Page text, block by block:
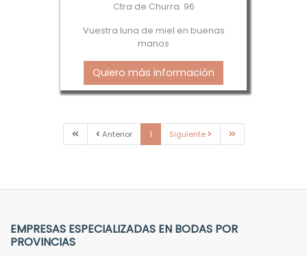
Ctra de Churra. 96
Vuestra luna de miel en buenas
manos
Quiero más información
PrimeraAnteriorAnterior
1 Siguiente SiguienteÚltima
EMPRESAS ESPECIALIZADAS EN BODAS POR
PROVINCIAS